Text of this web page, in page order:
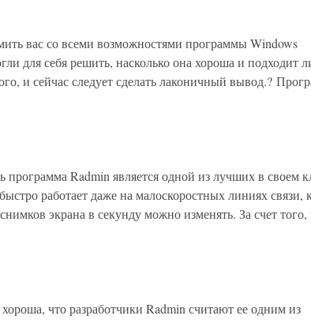
вас со всеми возможностями программы Windows
для себя решить, насколько она хороша и подходит
и сейчас следует сделать лаконичный вывод.?
Radmin является одной из лучших в своем
работает даже на малоскоростных линиях связи,
экрана в секунду можно изменять. За счет того,
что разработчики Radmin считают ее одним из